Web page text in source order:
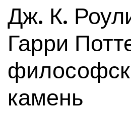
Дж. К.
Гарри
камень